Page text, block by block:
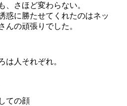
、さほど変わらない。
惑に勝たせてくれたのはネッ
んの頑張りでした。
は人それぞれ。
ての顔